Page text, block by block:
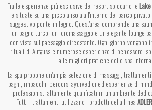
Tra le esperienze più esclusive del resort spiccano le
e situate su una piccola isola all'interno del parco
suggestivo ponte in legno. Quest'area comprende una
un bagno turco, un idromassaggio e un'elegante lounge
con vista sul paesaggio circostante. Ogni giorno
rituali di Aufguss e numerose esperienze di benessere
alle migliori pratiche delle spa
La spa propone un'ampia selezione di massaggi,
bagni, impacchi, percorsi ayurvedici ed esperienze di
professionisti altamente qualificati in un ambiente
Tutti i trattamenti utilizzano i prodotti della linea